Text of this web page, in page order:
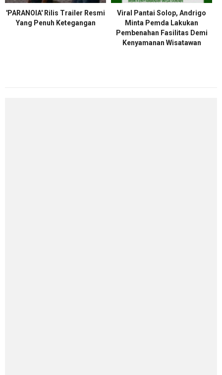
'PARANOIA' Rilis Trailer Resmi
Yang Penuh Ketegangan
Viral Pantai Solop, Andrigo
Minta Pemda Lakukan
Pembenahan Fasilitas Demi
Kenyamanan Wisatawan